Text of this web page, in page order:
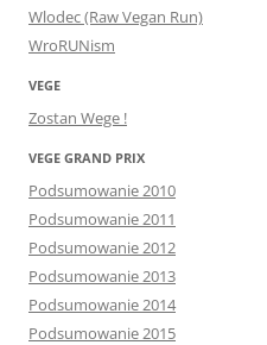
Wlodec (Raw Vegan Run)
WroRUNism
VEGE
Zostan Wege !
VEGE GRAND PRIX
Podsumowanie 2010
Podsumowanie 2011
Podsumowanie 2012
Podsumowanie 2013
Podsumowanie 2014
Podsumowanie 2015